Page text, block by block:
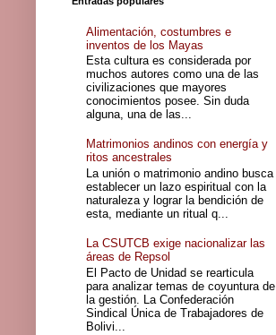
Alimentación, costumbres e
inventos de los Mayas
Esta cultura es considerada por
muchos autores como una de las
civilizaciones que mayores
conocimientos posee. Sin duda
alguna, una de las...
Matrimonios andinos con energía y
ritos ancestrales
La unión o matrimonio andino busca
establecer un lazo espiritual con la
naturaleza y lograr la bendición de
esta, mediante un ritual q...
La CSUTCB exige nacionalizar las
áreas de Repsol
El Pacto de Unidad se rearticula
para analizar temas de coyuntura de
la gestión. La Confederación
Sindical Única de Trabajadores de
Bolivi...